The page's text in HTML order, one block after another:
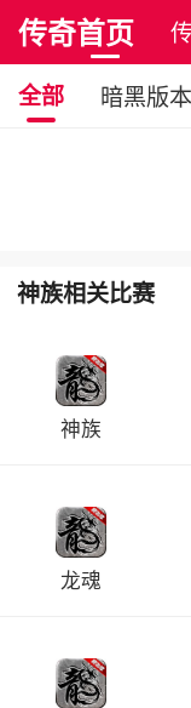
传奇首页
全部
暗黑版
神族相关比赛
神族
龙魂